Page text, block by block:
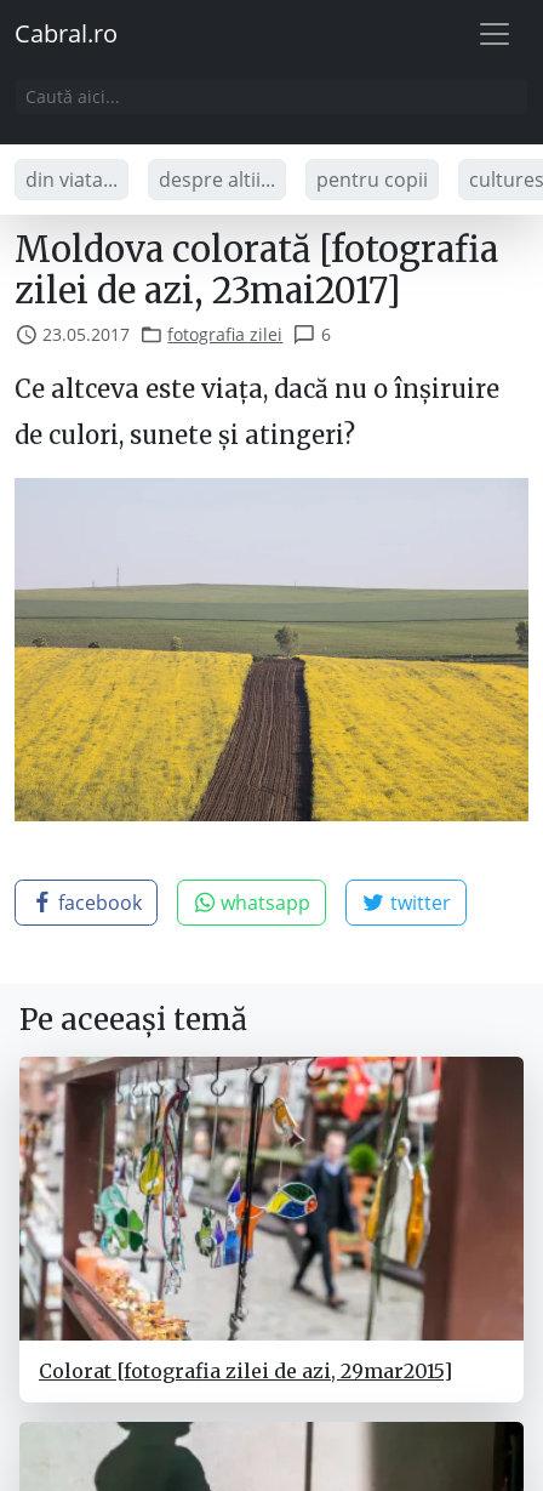
Cabral.ro
din viata... despre altii... pentru copii
Moldova colorată [fotografia
zilei de azi, 23mai2017]
23.05.2017 fotografia zilei 6
Ce altceva este viața, dacă nu o înșiruire
de culori, sunete și atingeri?
facebook whatsapp twitter
Pe aceeași temă
Colorat [fotografia zilei de azi, 29mar2015]